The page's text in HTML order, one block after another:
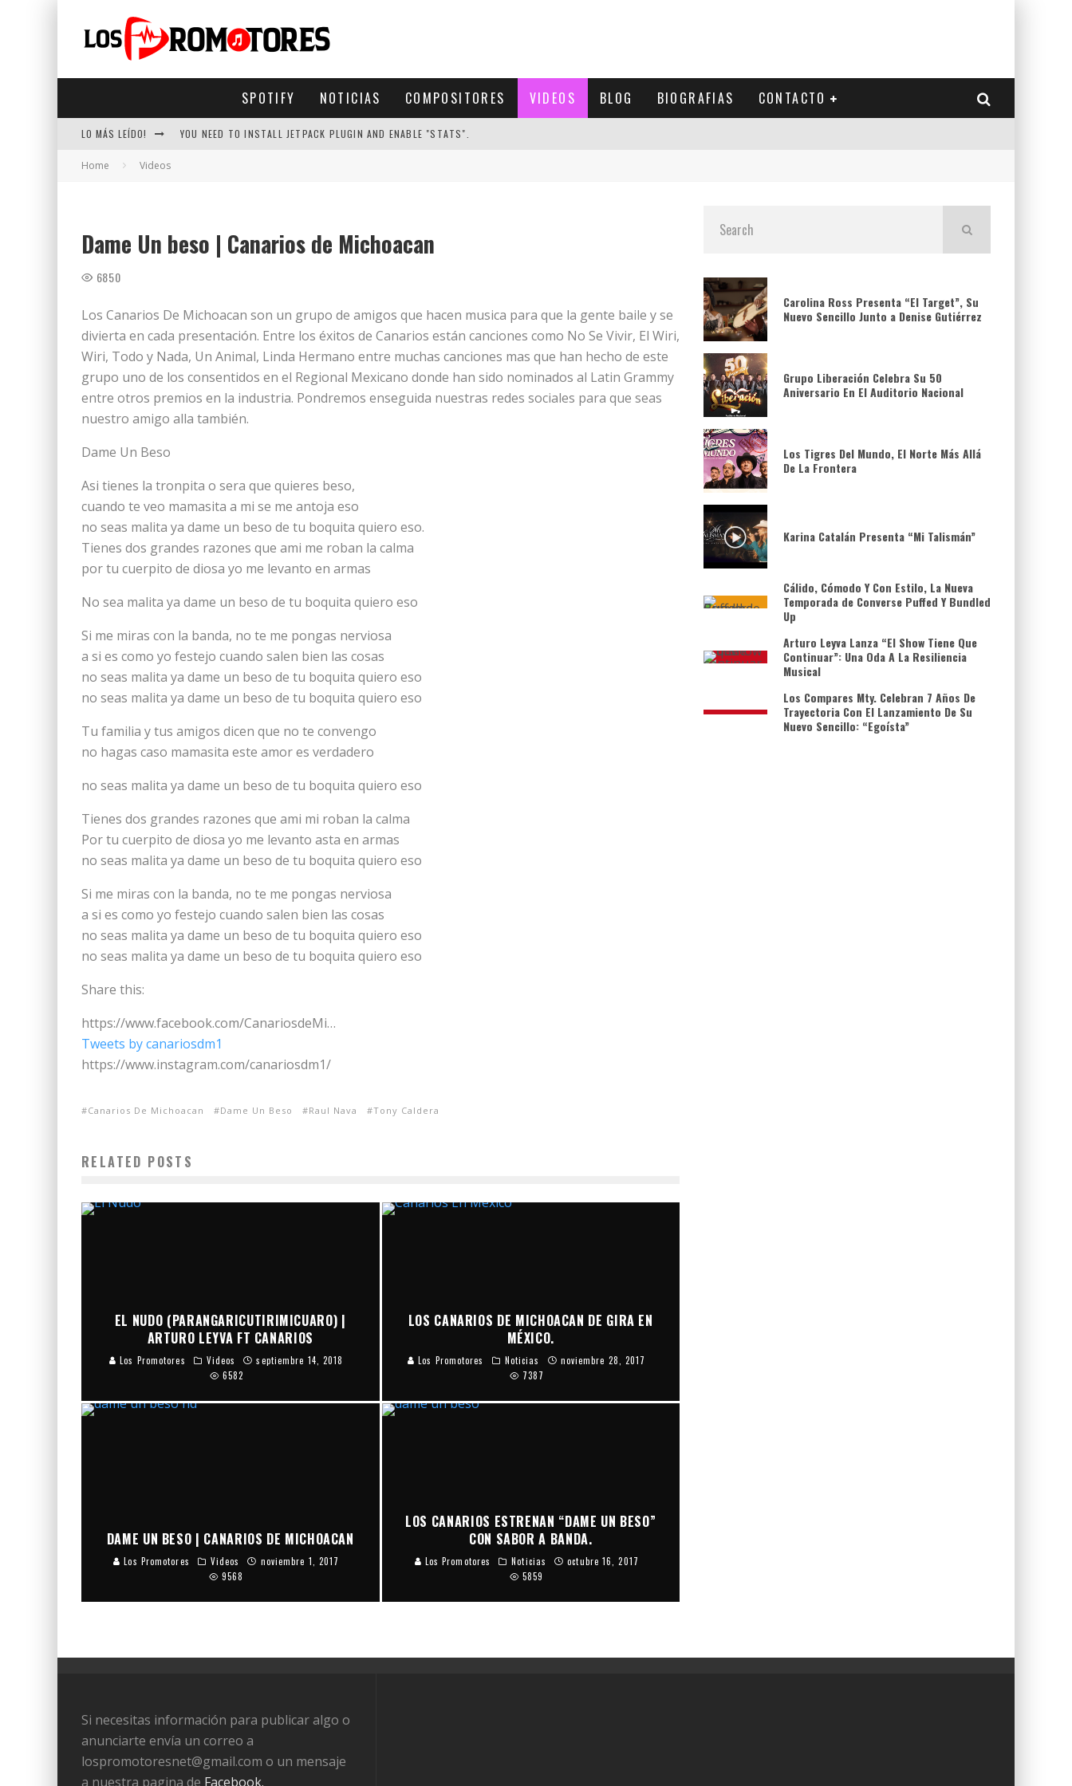
SPOTIFY NOTICIAS COMPOSITORES VIDEOS BLOG BIOGRAFIAS CONTACTO
LO MÁS LEÍDO! YOU NEED TO INSTALL JETPACK PLUGIN AND ENABLE "STATS".
Home Videos
Dame Un beso | Canarios de Michoacan
6850
Los Canarios De Michoacan son un grupo de amigos que hacen musica para que la gente baile y se
divierta en cada presentación. Entre los éxitos de Canarios están canciones como No Se Vivir, El Wiri,
Wiri, Todo y Nada, Un Animal, Linda Hermano entre muchas canciones mas que han hecho de este
grupo uno de los consentidos en el Regional Mexicano donde han sido nominados al Latin Grammy
entre otros premios en la industria. Pondremos enseguida nuestras redes sociales para que seas
nuestro amigo alla también.
Dame Un Beso
Asi tienes la tronpita o sera que quieres beso,
cuando te veo mamasita a mi se me antoja eso
no seas malita ya dame un beso de tu boquita quiero eso.
Tienes dos grandes razones que ami me roban la calma
por tu cuerpito de diosa yo me levanto en armas
No sea malita ya dame un beso de tu boquita quiero eso
Si me miras con la banda, no te me pongas nerviosa
a si es como yo festejo cuando salen bien las cosas
no seas malita ya dame un beso de tu boquita quiero eso
no seas malita ya dame un beso de tu boquita quiero eso
Tu familia y tus amigos dicen que no te convengo
no hagas caso mamasita este amor es verdadero
no seas malita ya dame un beso de tu boquita quiero eso
Tienes dos grandes razones que ami mi roban la calma
Por tu cuerpito de diosa yo me levanto asta en armas
no seas malita ya dame un beso de tu boquita quiero eso
Si me miras con la banda, no te me pongas nerviosa
a si es como yo festejo cuando salen bien las cosas
no seas malita ya dame un beso de tu boquita quiero eso
no seas malita ya dame un beso de tu boquita quiero eso
Share this:
https://www.facebook.com/CanariosdeMi…
Tweets by canariosdm1
https://www.instagram.com/canariosdm1/
Canarios De Michoacan Dame Un Beso Raul Nava Tony Caldera
RELATED POSTS
EL NUDO (PARANGARICUTIRIMICUARO) |
ARTURO LEYVA FT CANARIOS
Los Promotores Videos
septiembre 14, 2018
6582
LOS CANARIOS DE MICHOACAN DE GIRA EN
MÉXICO.
Los Promotores Noticias
noviembre 28, 2017
7387
DAME UN BESO | CANARIOS DE MICHOACAN
Los Promotores Videos
noviembre 1, 2017
9568
LOS CANARIOS ESTRENAN “DAME UN BESO”
CON SABOR A BANDA.
Los Promotores Noticias
octubre 16, 2017
5859
Carolina Ross Presenta “El Target”, Su
Nuevo Sencillo Junto a Denise Gutiérrez
Grupo Liberación Celebra Su 50
Aniversario En El Auditorio Nacional
Los Tigres Del Mundo, El Norte Más Allá
De La Frontera
Karina Catalán Presenta “Mi Talismán”
Cálido, Cómodo Y Con Estilo, La Nueva
Temporada de Converse Puffed Y Bundled
Up
Arturo Leyva Lanza “El Show Tiene Que
Continuar”: Una Oda A La Resiliencia
Musical
Los Compares Mty. Celebran 7 Años De
Trayectoria Con El Lanzamiento De Su
Nuevo Sencillo: “Egoísta”
Si necesitas información para publicar algo o
anunciarte envía un correo a
lospromotoresnet@gmail.com o un mensaje
a nuestra pagina de Facebook.